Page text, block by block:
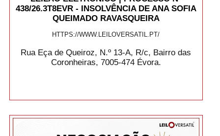
438/26.3T8EVR - INSOLVÊNCIA DE ANA SOFIA
QUEIMADO RAVASQUEIRA
HTTPS://WWW.LEILOVERSATIL.PT/
Rua Eça de Queiroz, N.º 13-A, R/c, Bairro das
Coronheiras, 7005-474 Évora.